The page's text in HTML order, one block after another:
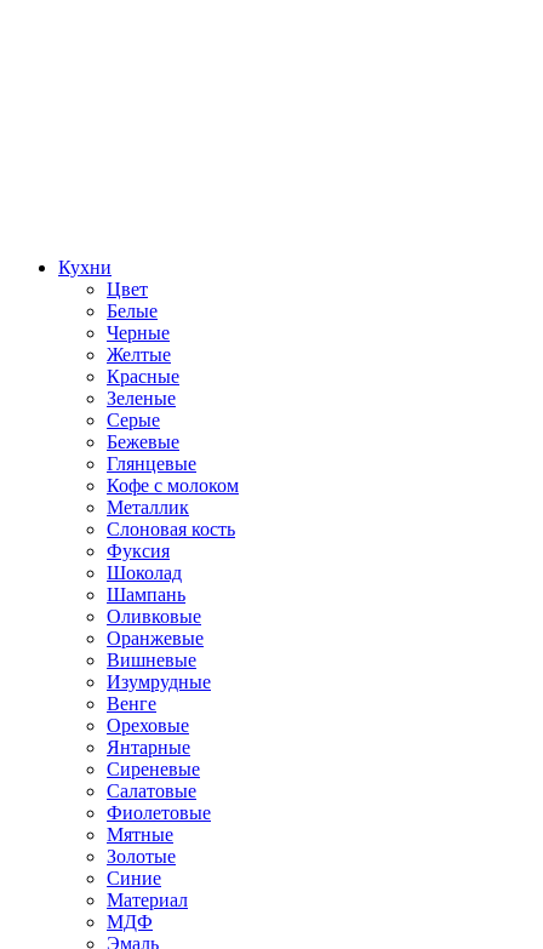
Кухни
Цвет
Белые
Черные
Желтые
Красные
Зеленые
Серые
Бежевые
Глянцевые
Кофе с молоком
Металлик
Слоновая кость
Фуксия
Шоколад
Шампань
Оливковые
Оранжевые
Вишневые
Изумрудные
Венге
Ореховые
Янтарные
Сиреневые
Салатовые
Фиолетовые
Мятные
Золотые
Синие
Материал
МДФ
Эмаль